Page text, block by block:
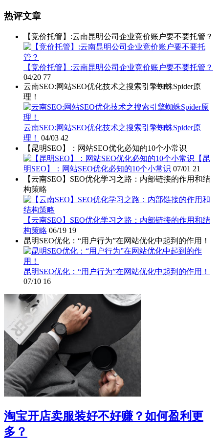
热评文章
【竞价托管】:云南昆明公司企业竞价账户要不要托管？
【竞价托管】:云南昆明公司企业竞价账户要不要托管？
04/20 77
云南SEO:网站SEO优化技术之搜索引擎蜘蛛Spider原
理！
云南SEO:网站SEO优化技术之搜索引擎蜘蛛Spider原
理！
04/03 42
【昆明SEO】：网站SEO优化必知的10个小常识
【昆
明SEO】：网站SEO优化必知的10个小常识 07/01 21
【云南SEO】SEO优化学习之路：内部链接的作用和结
构策略
【云南SEO】SEO优化学习之路：内部链接的作用和结
构策略 06/19 19
昆明SEO优化：“用户行为”在网站优化中起到的作用！
昆明SEO优化：“用户行为”在网站优化中起到的作用！
07/10 16
淘宝开店卖服装好不好赚？如何盈利更
多？